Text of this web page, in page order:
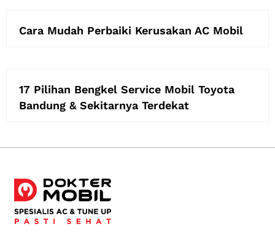
Cara Mudah Perbaiki Kerusakan AC Mobil
17 Pilihan Bengkel Service Mobil Toyota
Bandung & Sekitarnya Terdekat